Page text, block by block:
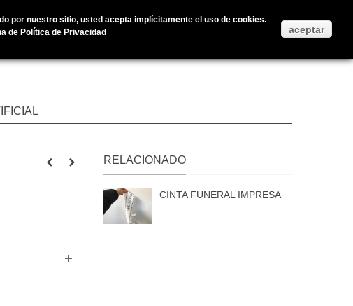
RELACIONADO
CINTA FUNERAL IMPRESA
por nuestro sitio, usted acepta implícitamente el uso de cookies.
de Política de Privacidad aceptar